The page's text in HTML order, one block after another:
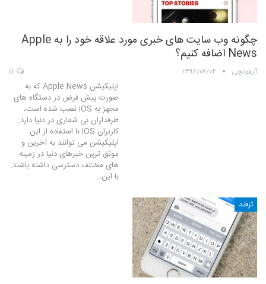
چگونه وب سایت های خبری مورد علاقه خود را به Apple
News اضافه کنیم؟
آیفونچی ۱۳۹۶/۰۷/۰۴
اپلیکیشن Apple News که به
صورت پیش فرض در دستگاه های
مجهز به iOS نصب شده است،
طرفداران بی شماری در دنیا دارد.
کاربران IOS با استفاده از این
اپلیکیشن می توانند به آخرین و
موثق ترین خبرهای دنیا در زمینه
های مختلف دسترسی داشته باشند.
با این…
ترفند